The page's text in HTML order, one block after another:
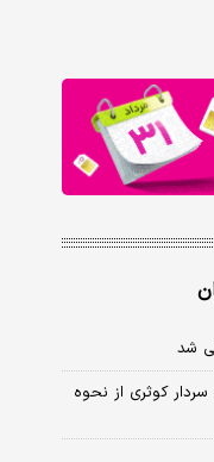
شد
کوثری از نحوه